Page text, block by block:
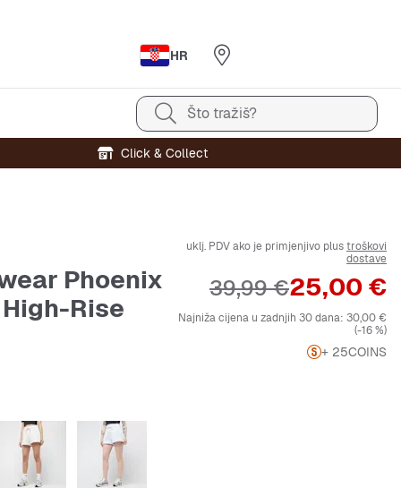
HR
Što tražiš?
Click & Collect
Phoenix
Rise
uklj. PDV ako je primjenjivo plustroškovi
dostave
Cijena
25,00 €
Originalna cijena
39,99 €
Najniža cijena u zadnjih 30 dana: 30,00 €
(-16 %)
+ 25COINS